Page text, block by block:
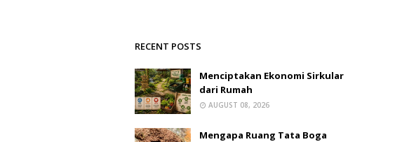
RECENT POSTS
Menciptakan Ekonomi Sirkular
dari Rumah
AUGUST 08, 2026
Mengapa Ruang Tata Boga